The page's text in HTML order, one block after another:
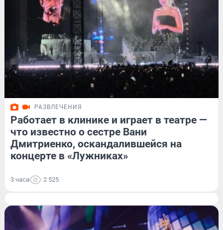
РАЗВЛЕЧЕНИЯ
Работает в клинике и играет в театре —
что известно о сестре Вани
Дмитриенко, оскандалившейся на
концерте в «Лужниках»
3 часа 2 525